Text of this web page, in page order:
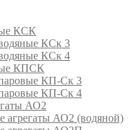
КСК
КСк 3
КСк 4
КПСК
КП-Ск 3
КП-Ск 4
АО2
агрегаты АО2 (водяной)